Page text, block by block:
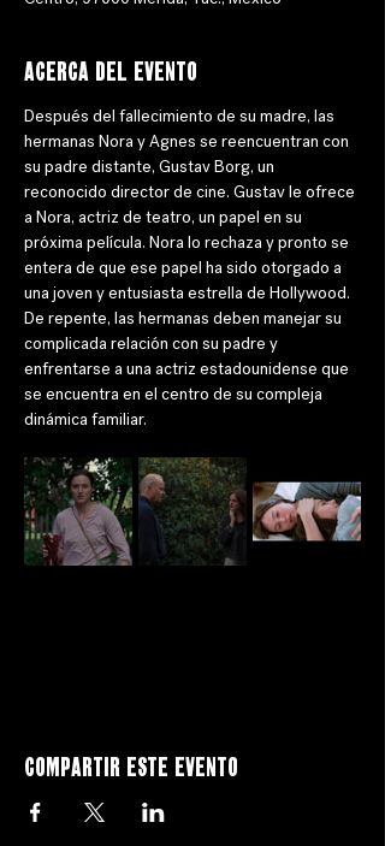
Acerca del evento
Después del fallecimiento de su madre, las
hermanas Nora y Agnes se reencuentran con
su padre distante, Gustav Borg, un
reconocido director de cine. Gustav le ofrece
a Nora, actriz de teatro, un papel en su
próxima película. Nora lo rechaza y pronto se
entera de que ese papel ha sido otorgado a
una joven y entusiasta estrella de Hollywood.
De repente, las hermanas deben manejar su
complicada relación con su padre y
enfrentarse a una actriz estadounidense que
se encuentra en el centro de su compleja
dinámica familiar.
Compartir este evento